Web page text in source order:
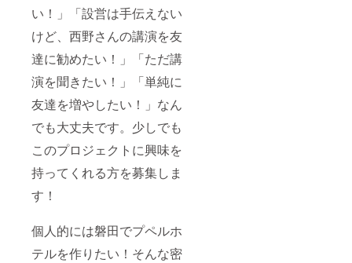
い！」「設営は手伝えない
けど、西野さんの講演を友
達に勧めたい！」「ただ講
演を聞きたい！」「単純に
友達を増やしたい！」なん
でも大丈夫です。少しでも
このプロジェクトに興味を
持ってくれる方を募集しま
す！
個人的には磐田でプペルホ
テルを作りたい！そんな密